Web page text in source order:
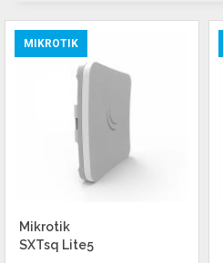
MIKROTIK
Mikrotik
SXTsq Lite5